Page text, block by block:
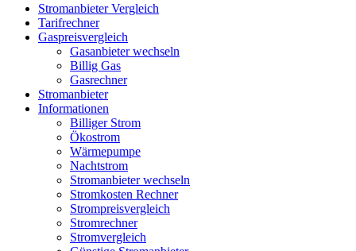
Zum
Inhalt
springen
Stromanbieter Vergleich
Tarifrechner
Gaspreisvergleich
Gasanbieter wechseln
Billig Gas
Gasrechner
Stromanbieter
Informationen
Billiger Strom
Ökostrom
Wärmepumpe
Nachtstrom
Stromanbieter wechseln
Stromkosten Rechner
Strompreisvergleich
Stromrechner
Stromvergleich